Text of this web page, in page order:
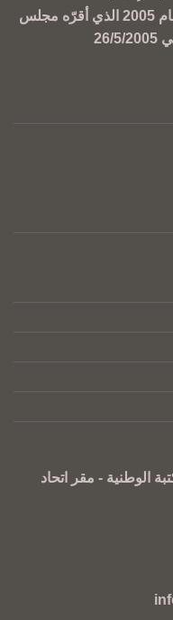
تم إنشاؤه بموجب القانون رقم/14/ للعام 2005 الذي أقرّه مجلس
الوطنية - مقر اتحاد